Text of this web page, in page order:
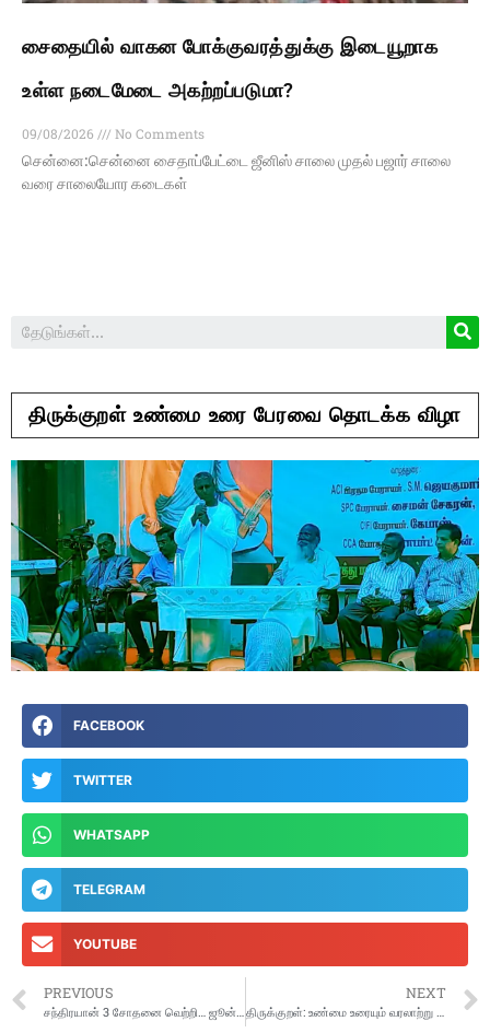
சைதையில் வாகன போக்குவரத்துக்கு இடையூறாக
உள்ள நடைமேடை அகற்றப்படுமா?
09/08/2026
No Comments
சென்னை:சென்னை சைதாப்பேட்டை ஜீனிஸ் சாலை முதல் பஜார் சாலை
வரை சாலையோர கடைகள்
திருக்குறள் உண்மை உரை பேரவை தொடக்க விழா
FACEBOOK
TWITTER
WHATSAPP
TELEGRAM
YOUTUBE
PREVIOUS NEXT